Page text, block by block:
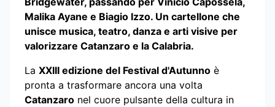
Malika Ayane e Biagio Izzo. Un cartellone che
unisce musica, teatro, danza e arti visive per
valorizzare Catanzaro e la Calabria.
La XXIII edizione del Festival d'Autunno è
pronta a trasformare ancora una volta
Catanzaro nel cuore pulsante della cultura in